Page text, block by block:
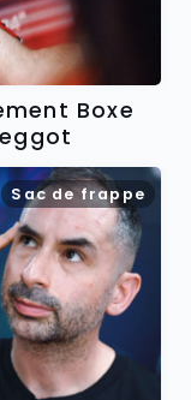
Boxe
Sac de frappe